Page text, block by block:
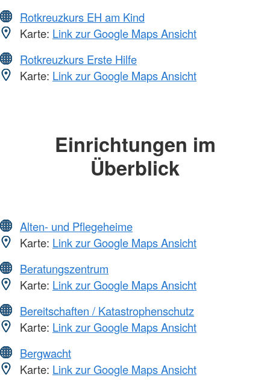
Rotkreuzkurs EH am Kind
Karte: Link zur Google Maps Ansicht
Rotkreuzkurs Erste Hilfe
Karte: Link zur Google Maps Ansicht
Einrichtungen im
Überblick
Alten- und Pflegeheime
Karte: Link zur Google Maps Ansicht
Beratungszentrum
Karte: Link zur Google Maps Ansicht
Bereitschaften / Katastrophenschutz
Karte: Link zur Google Maps Ansicht
Bergwacht
Karte: Link zur Google Maps Ansicht